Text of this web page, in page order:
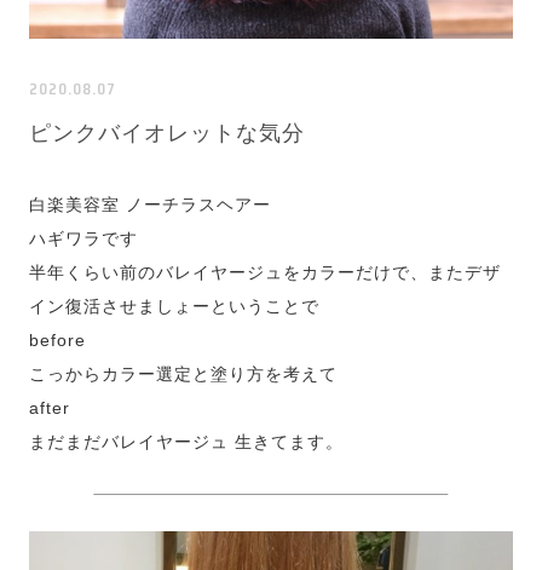
2020.08.07
ピンクバイオレットな気分
白楽美容室 ノーチラスヘアー
ハギワラです
半年くらい前のバレイヤージュをカラーだけで、またデザ
イン復活させましょーということで
before
こっからカラー選定と塗り方を考えて
after
まだまだバレイヤージュ 生きてます。